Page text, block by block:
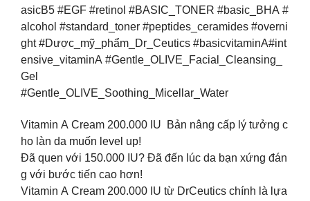
asicB5 #EGF #retinol #BASIC_TONER #basic_BHA #
alcohol #standard_toner #peptides_ceramides #overni
ght #Dược_mỹ_phẩm_Dr_Ceutics #basicvitaminA#int
ensive_vitaminA #Gentle_OLIVE_Facial_Cleansing_
Gel
#Gentle_OLIVE_Soothing_Micellar_Water
Vitamin A Cream 200.000 IU Bản nâng cấp lý tưởng c
ho làn da muốn level up!
Đã quen với 150.000 IU? Đã đến lúc da bạn xứng đán
g với bước tiến cao hơn!
Vitamin A Cream 200.000 IU từ DrCeutics chính là lựa